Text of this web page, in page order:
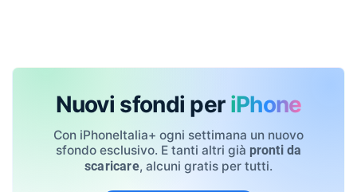
Nuovi sfondi per iPhone
Con iPhoneItalia+ ogni settimana un nuovo
sfondo esclusivo. E tanti altri già pronti da
scaricare, alcuni gratis per tutti.